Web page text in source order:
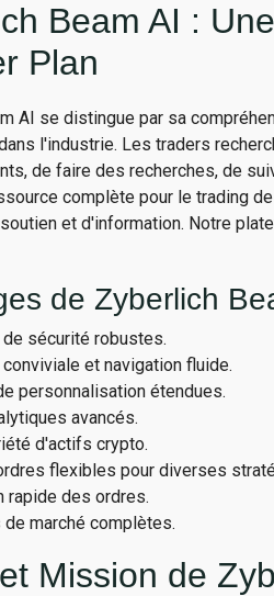
Beam AI :
Plan
AI se distingue par sa
l'industrie. Les traders
de faire des recherches, de
complète pour le trading
et d'information. Notre
de Zyberlich
sécurité robustes.
et navigation fluide.
personnalisation étendues.
avancés.
d'actifs crypto.
flexibles pour diverses
rapide des ordres.
marché complètes.
Mission de